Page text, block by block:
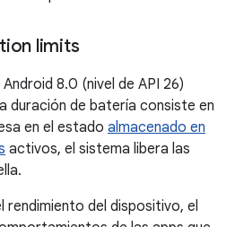
limits
8.0 (nivel de API 26)
duración de batería consiste en
en el estado almacenado en
activos, el sistema libera las
rendimiento del dispositivo, el